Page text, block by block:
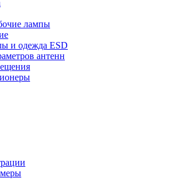
лампы
и одежда ESD
антенн